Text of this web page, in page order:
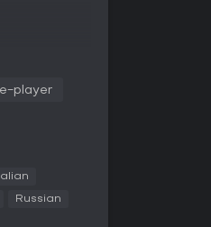
intorno
regole
moderno.
reagisce
player
Russian